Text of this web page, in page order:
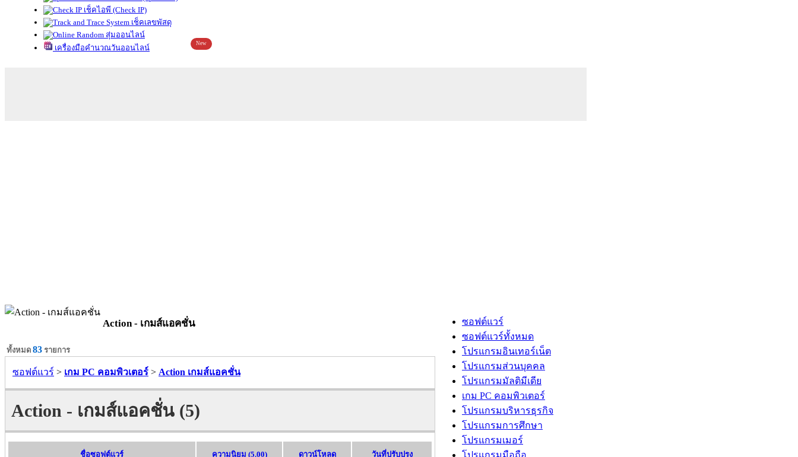
เช็คไอพี (Check IP)
เช็คเลขพัสดุ
สุ่มออนไลน์
เครื่องมือคำนวณวันออนไลน์
New
Action - เกมส์แอคชั่น
ทั้งหมด 83 รายการ
ซอฟต์แวร์ > เกม PC คอมพิวเตอร์ > Action เกมส์แอคชั่น
Action - เกมส์แอคชั่น (5)
ชื่อซอฟต์แวร์ ความนิยม (5.00) ดาวน์โหลด วันที่ปรับปรุง
ซอฟต์แวร์
ซอฟต์แวร์ทั้งหมด
โปรแกรมอินเทอร์เน็ต
โปรแกรมส่วนบุคคล
โปรแกรมมัลติมีเดีย
เกม PC คอมพิวเตอร์
โปรแกรมบริหารธุรกิจ
โปรแกรมการศึกษา
โปรแกรมเมอร์
โปรแกรมมือถือ